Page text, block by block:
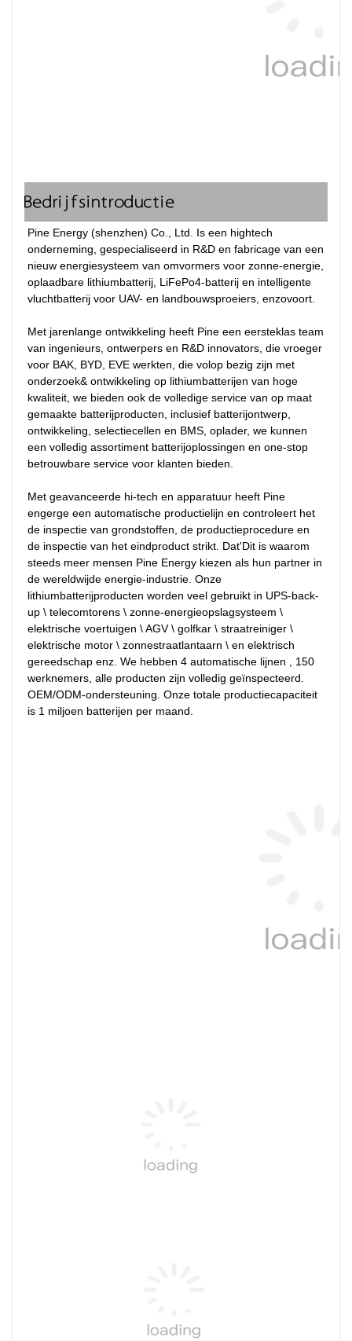
Bedrijfsintroductie
Pine Energy (shenzhen) Co., Ltd. Is een hightech
onderneming, gespecialiseerd in R&D en fabricage van een
nieuw energiesysteem van omvormers voor zonne-energie,
oplaadbare lithiumbatterij, LiFePo4-batterij en intelligente
vluchtbatterij voor UAV- en landbouwsproeiers, enzovoort.
Met jarenlange ontwikkeling heeft Pine een eersteklas team
van ingenieurs, ontwerpers en R&D innovators, die vroeger
voor BAK, BYD, EVE werkten, die volop bezig zijn met
onderzoek& ontwikkeling op lithiumbatterijen van hoge
kwaliteit, we bieden ook de volledige service van op maat
gemaakte batterijproducten, inclusief batterijontwerp,
ontwikkeling, selectiecellen en BMS, oplader, we kunnen
een volledig assortiment batterijoplossingen en one-stop
betrouwbare service voor klanten bieden.
Met geavanceerde hi-tech en apparatuur heeft Pine
engerge een automatische productielijn en controleert het
de inspectie van grondstoffen, de productieprocedure en
de inspectie van het eindproduct strikt. Dat'Dit is waarom
steeds meer mensen Pine Energy kiezen als hun partner in
de wereldwijde energie-industrie. Onze
lithiumbatterijproducten worden veel gebruikt in UPS-back-
up \ telecomtorens \ zonne-energieopslagsysteem \
elektrische voertuigen \ AGV \ golfkar \ straatreiniger \
elektrische motor \ zonnestraatlantaarn \ en elektrisch
gereedschap enz. We hebben 4 automatische lijnen , 150
werknemers, alle producten zijn volledig geïnspecteerd.
OEM/ODM-ondersteuning. Onze totale productiecapaciteit
is 1 miljoen batterijen per maand.